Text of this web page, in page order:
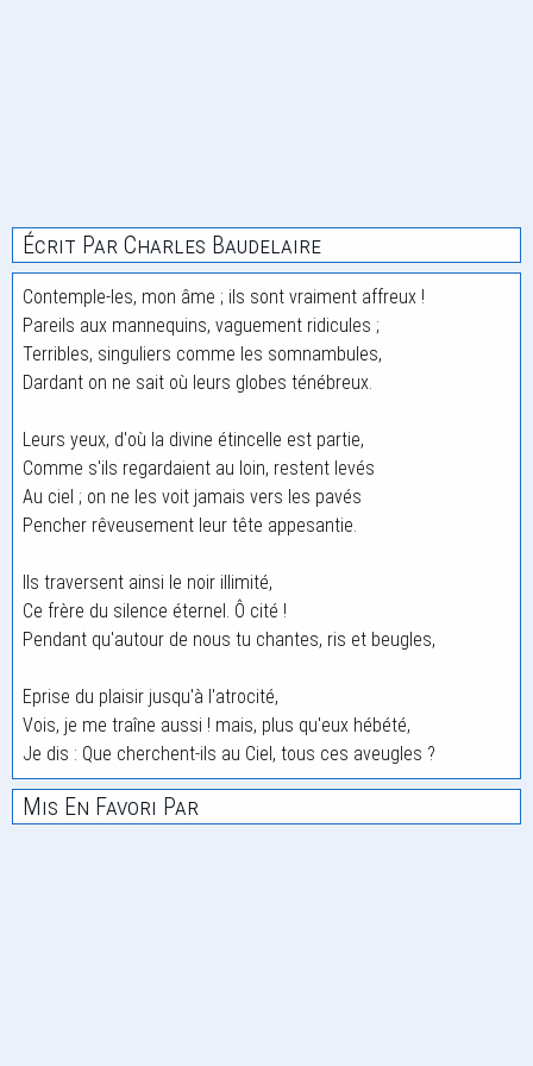
Écrit Par Charles Baudelaire
Contemple-les, mon âme ; ils sont vraiment affreux !
Pareils aux mannequins, vaguement ridicules ;
Terribles, singuliers comme les somnambules,
Dardant on ne sait où leurs globes ténébreux.
Leurs yeux, d'où la divine étincelle est partie,
Comme s'ils regardaient au loin, restent levés
Au ciel ; on ne les voit jamais vers les pavés
Pencher rêveusement leur tête appesantie.
Ils traversent ainsi le noir illimité,
Ce frère du silence éternel. Ô cité !
Pendant qu'autour de nous tu chantes, ris et beugles,
Eprise du plaisir jusqu'à l'atrocité,
Vois, je me traîne aussi ! mais, plus qu'eux hébété,
Je dis : Que cherchent-ils au Ciel, tous ces aveugles ?
Mis En Favori Par